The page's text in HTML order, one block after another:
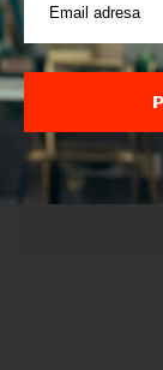
Privatnostii